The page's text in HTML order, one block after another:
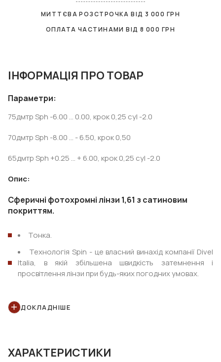
МИТТЄВА РОЗСТРОЧКА ВІД 3 000 ГРН
ОПЛАТА ЧАСТИНАМИ ВІД8 000 ГРН
ІНФОРМАЦІЯ ПРО ТОВАР
Параметри:
75дмтр Sph -6.00 ... 0.00, крок 0,25 cyl -2.0
70дмтр Sph -8.00 ... - 6.50, крок 0,50
65дмтр Sph +0.25 ... + 6.00, крок 0,25 cyl -2.0
Опис:
Сферичні фотохромні лінзи 1,61 з сатиновим
покриттям.
Тонка.
Технологія Spin - це власний винахід компанії Divel
Italia, в якій збільшена швидкість затемнення і
просвітлення лінзи при будь-яких погодних умовах.
Покриття: SILKEN (просвітлююче, водо-, брудо- і
ДОКЛАДНІШЕ
ХАРАКТЕРИСТИКИ